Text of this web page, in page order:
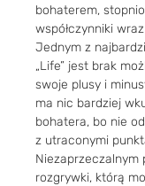
bohaterem,
współczynniki
Jednym z
„Life” jest brak
swoje plusy i
ma nic bardziej
bohatera, bo nie
z utraconymi
Niezaprzeczalnym
rozgrywki, którą